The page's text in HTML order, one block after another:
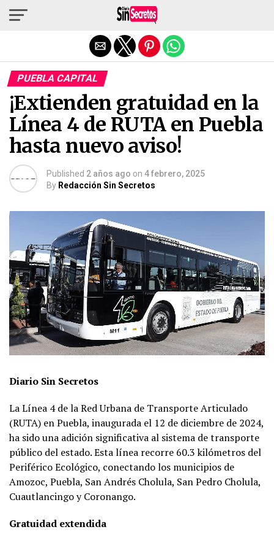
PUEBLA CAPITAL
¡Extienden gratuidad en la
Línea 4 de RUTA en Puebla
hasta nuevo aviso!
Published 2 años ago on 4 febrero, 2025
By Redacción Sin Secretos
Diario Sin Secretos
La Línea 4 de la Red Urbana de Transporte Articulado
(RUTA) en Puebla, inaugurada el 12 de diciembre de 2024,
ha sido una adición significativa al sistema de transporte
público del estado. Esta línea recorre 60.3 kilómetros del
Periférico Ecológico, conectando los municipios de
Amozoc, Puebla, San Andrés Cholula, San Pedro Cholula,
Cuautlancingo y Coronango.
Gratuidad extendida
Salir de la versión móvil